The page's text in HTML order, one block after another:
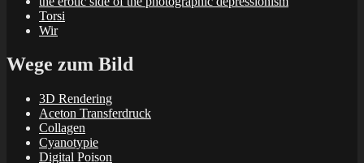
Torsi
Wir
Wege zum Bild
3D Rendering
Aceton Transferdruck
Collagen
Cyanotypie
Digital Poison